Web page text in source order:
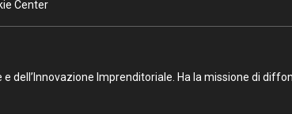
Center
dell’Innovazione Imprenditoriale. Ha la missione di